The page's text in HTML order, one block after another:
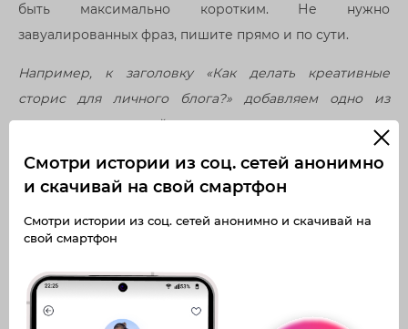
быть максимально коротким. Не нужно
завуалированных фраз, пишите прямо и по сути.
Например, к заголовку «Как делать креативные
сторис для личного блога?» добавляем одно из
следующих описаний:
«Делюсь бесплатными уроками по созданию
красивых историй»,
«Ищите лайфхаки по созданию цепляющих
сторис у меня в актуальном».
Призыв к действию
Должен всегда быть и совпадать с самим действием.
Смотри истории из соц. сетей анонимно
и скачивай на свой смартфон
Смотри истории из соц. сетей анонимно и скачивай на
свой смартфон